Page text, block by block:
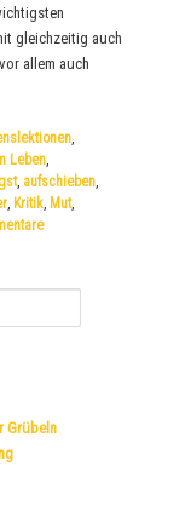
gleichzeitig auch
allem auch
,
Leben,
, aufschieben,
, Kritik, Mut,
Grübeln